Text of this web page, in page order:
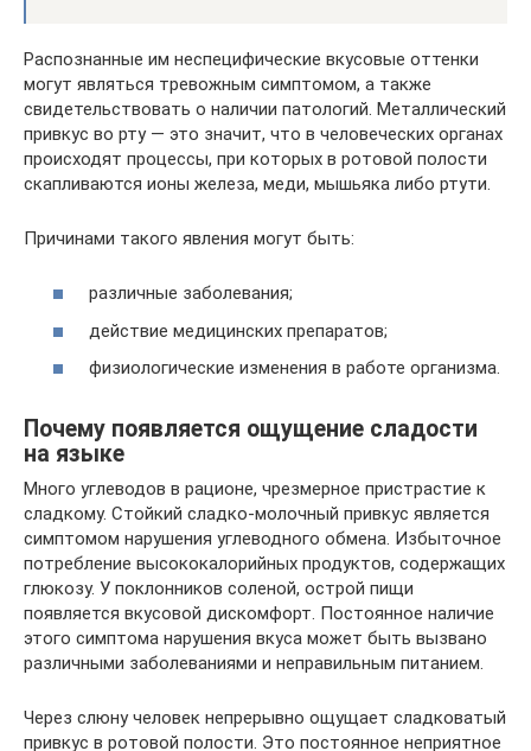
Распознанные им неспецифические вкусовые оттенки
могут являться тревожным симптомом, а также
свидетельствовать о наличии патологий. Металлический
привкус во рту — это значит, что в человеческих органах
происходят процессы, при которых в ротовой полости
скапливаются ионы железа, меди, мышьяка либо ртути.
Причинами такого явления могут быть:
различные заболевания;
действие медицинских препаратов;
физиологические изменения в работе организма.
Почему появляется ощущение сладости
на языке
Много углеводов в рационе, чрезмерное пристрастие к
сладкому. Стойкий сладко-молочный привкус является
симптомом нарушения углеводного обмена. Избыточное
потребление высококалорийных продуктов, содержащих
глюкозу. У поклонников соленой, острой пищи
появляется вкусовой дискомфорт. Постоянное наличие
этого симптома нарушения вкуса может быть вызвано
различными заболеваниями и неправильным питанием.
Через слюну человек непрерывно ощущает сладковатый
привкус в ротовой полости. Это постоянное неприятное